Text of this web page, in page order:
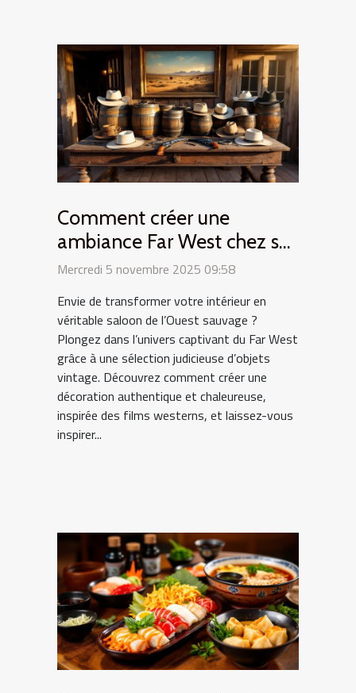
Comment créer une
ambiance Far West chez soi
avec des objets vintage ?
Mercredi 5 novembre 2025 09:58
Envie de transformer votre intérieur en
véritable saloon de l’Ouest sauvage ?
Plongez dans l’univers captivant du Far West
grâce à une sélection judicieuse d’objets
vintage. Découvrez comment créer une
décoration authentique et chaleureuse,
inspirée des films westerns, et laissez-vous
inspirer...